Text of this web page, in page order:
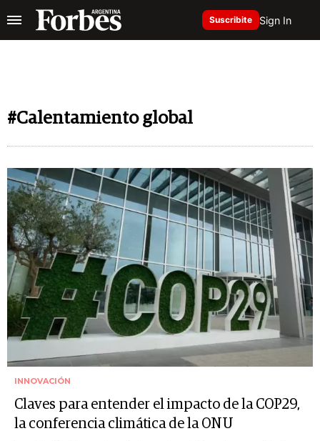
Suscribite Sign In
#Calentamiento global
INNOVACIÓN
Claves para entender el impacto de la COP29,
la conferencia climática de la ONU